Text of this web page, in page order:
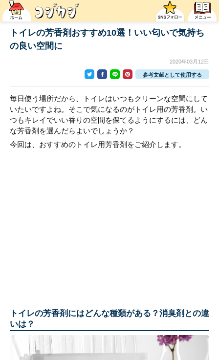
トイレの芳香剤おすすめ10選！いい匂いで気持ち
の良い空間に
2020年03月12日
参考文献として使用する
毎日使う場所だから、トイレはいつもクリーンな空間にして
いたいですよね。そこで気になるのがトイレ用の芳香剤。い
つもキレイでいい香りの空間を保てるようにするには、どん
な芳香剤を選んだらよいでしょうか？
今回は、おすすめのトイレ用芳香剤をご紹介します。
トイレの芳香剤にはどんな種類がある？消臭剤との違
いは？